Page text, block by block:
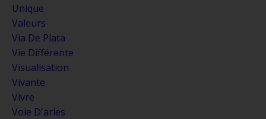
Unique
Valeurs
Via De Plata
Vie Différente
Visualisation
Vivante
Vivre
Voie D'arles